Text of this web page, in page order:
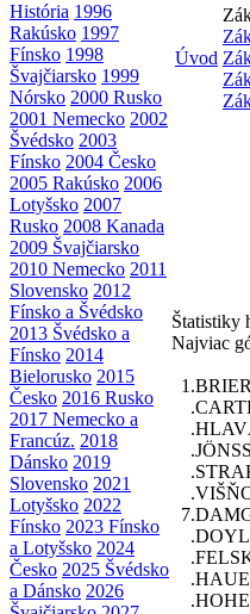
História 1996
Rakúsko 1997
Fínsko 1998
Švajčiarsko 1999
Nórsko 2000 Rusko
2001 Nemecko 2002
Švédsko 2003
Fínsko 2004 Česko
2005 Rakúsko 2006
Lotyšsko 2007
Rusko 2008 Kanada
2009 Švajčiarsko
2010 Nemecko 2011
Slovensko 2012
Fínsko a Švédsko
2013 Švédsko a
Fínsko 2014
Bielorusko 2015
Česko 2016 Rusko
2017 Nemecko a
Francúz. 2018
Dánsko 2019
Slovensko 2021
Lotyšsko 2022
Fínsko 2023 Fínsko
a Lotyšsko 2024
Česko 2025 Švédsko
a Dánsko 2026
Úvod
Štatistiky
Najviac
1.
.
.
.
.
.
7.
.
.
.
.